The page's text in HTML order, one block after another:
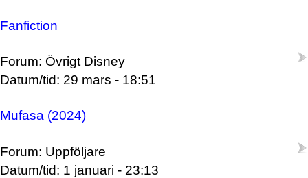
Fanfiction
Forum: Övrigt Disney
Datum/tid: 29 mars - 18:51
Mufasa (2024)
Forum: Uppföljare
Datum/tid: 1 januari - 23:13